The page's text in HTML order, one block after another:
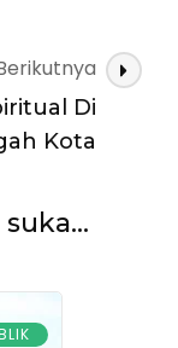
Disini
Di
Kota